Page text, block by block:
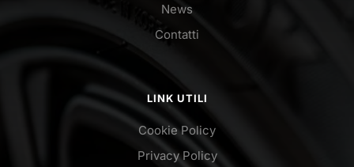
News
Contatti
LINK UTILI
Cookie Policy
Privacy Policy